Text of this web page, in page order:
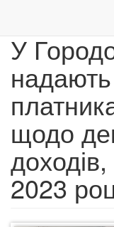
Перейти
основного
У
надають
щодо
2023